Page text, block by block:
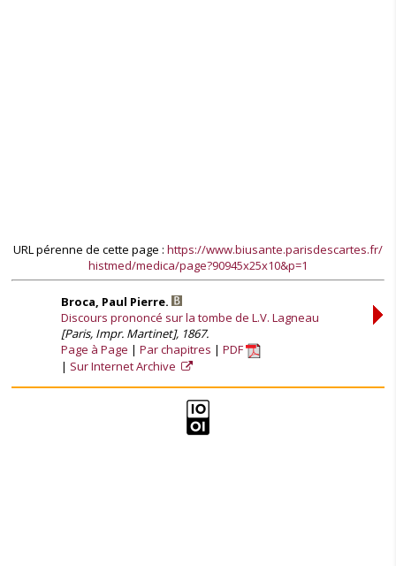
URL pérenne de cette page : https://www.biusante.parisdescartes.fr/
histmed/medica/page?90945x25x10&p=1
Broca, Paul Pierre.
Discours prononcé sur la tombe de L.V. Lagneau
[Paris, Impr. Martinet], 1867.
Page à Page
Par chapitres
PDF
Sur Internet Archive